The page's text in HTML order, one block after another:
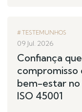
TESTEMUNHOS
09 Jul. 2026
Confiança
compromisso
bem-estar
ISO 45001